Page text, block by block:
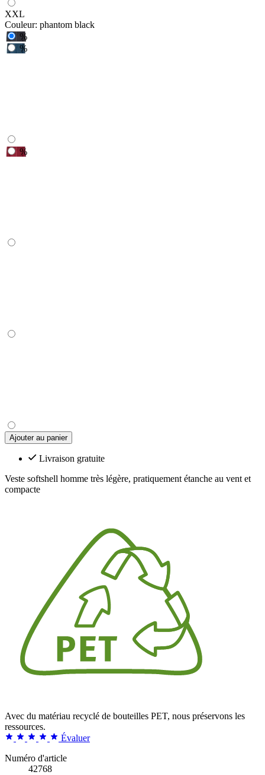
XXL
Couleur: phantom black
%
%
%
Ajouter au panier
Livraison gratuite
Veste softshell homme très légère, pratiquement étanche au vent et
compacte
Avec du matériau recyclé de bouteilles PET, nous préservons les
ressources.
Évaluer
Numéro d'article
42768